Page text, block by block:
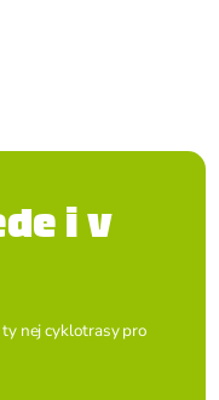
i v
nej cyklotrasy pro